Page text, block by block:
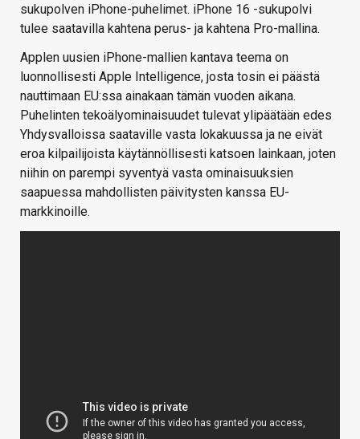
sukupolven iPhone-puhelimet. iPhone 16 -sukupolvi
tulee saatavilla kahtena perus- ja kahtena Pro-mallina.
Applen uusien iPhone-mallien kantava teema on
luonnollisesti Apple Intelligence, josta tosin ei päästä
nauttimaan EU:ssa ainakaan tämän vuoden aikana.
Puhelinten tekoälyominaisuudet tulevat ylipäätään edes
Yhdysvalloissa saataville vasta lokakuussa ja ne eivät
eroa kilpailijoista käytännöllisesti katsoen lainkaan, joten
niihin on parempi syventyä vasta ominaisuuksien
saapuessa mahdollisten päivitysten kanssa EU-
markkinoille.